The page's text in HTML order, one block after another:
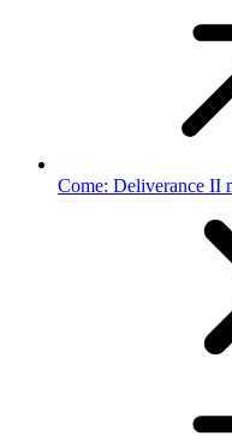
Come: Deliverance II